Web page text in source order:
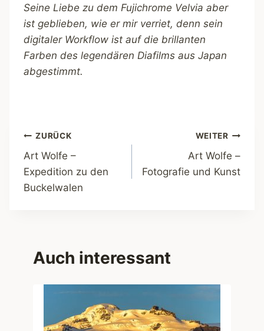
Seine Liebe zu dem Fujichrome Velvia aber
ist geblieben, wie er mir verriet, denn sein
digitaler Workflow ist auf die brillanten
Farben des legendären Diafilms aus Japan
abgestimmt.
Beitragsnavigation
ZURÜCK
Art Wolfe –
Expedition zu den
Buckelwalen
WEITER
Art Wolfe –
Fotografie und Kunst
Auch interessant